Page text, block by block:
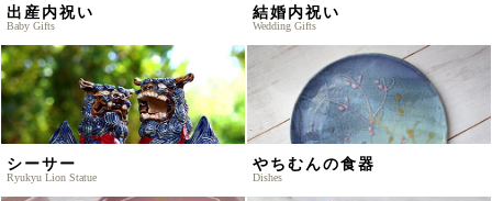
出産内祝い
Baby Gifts
結婚内祝い
Wedding Gifts
シーサー
Ryukyu Lion Statue
やちむんの食器
Dishes